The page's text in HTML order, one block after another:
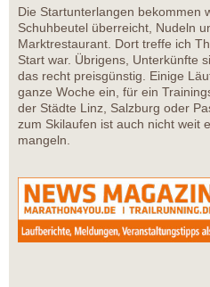
Die Startunterlangen bekommen
Schuhbeutel überreicht, Nudeln
Marktrestaurant. Dort treffe ich
Start war. Übrigens, Unterkünfte
das recht preisgünstig. Einige
ganze Woche ein, für ein
der Städte Linz, Salzburg oder
zum Skilaufen ist auch nicht weit
mangeln.